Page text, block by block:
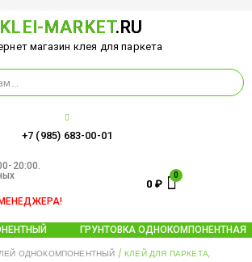
KLEI-MARKET.RU
магазин клея для паркета
+7 (985) 683-00-01
20:00.
0 ₽
ГРУНТОВКА ОДНОКОМПОНЕНТНАЯ
ОДНОКОМПОНЕНТНЫЙ / КЛЕЙ ДЛЯ ПАРКЕТА,